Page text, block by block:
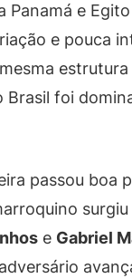
Panamá e
e pouca
Brasil foi
passou
e Gabriel